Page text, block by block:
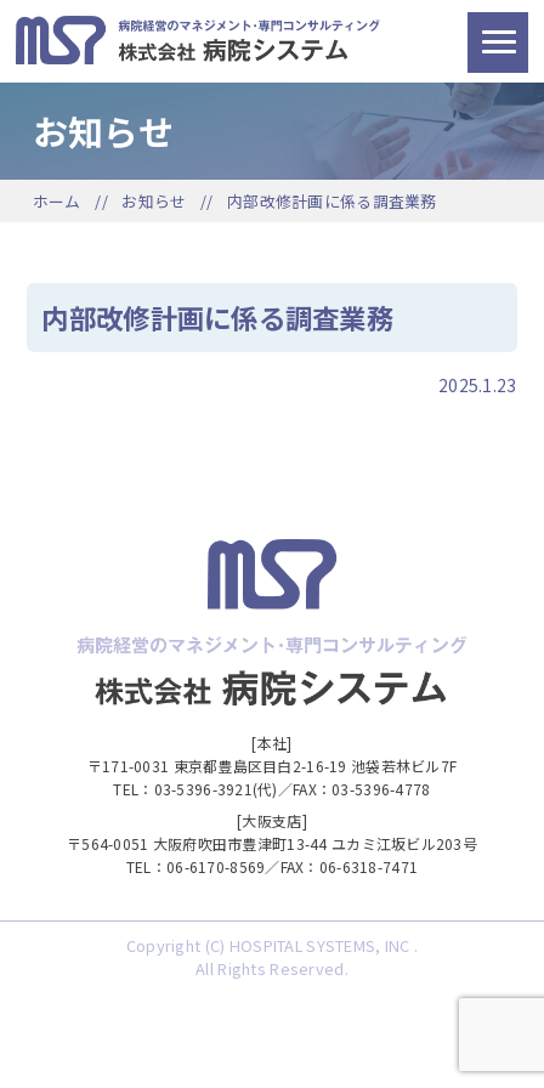
お知らせ
ホーム お知らせ 内部改修計画に係る調査業務
内部改修計画に係る調査業務
2025.1.23
[本社]
〒171-0031 東京都豊島区目白2-16-19 池袋若林ビル7F
TEL：03-5396-3921(代)／FAX：03-5396-4778
[大阪支店]
〒564-0051 大阪府吹田市豊津町13-44 ユカミ江坂ビル203号
TEL：06-6170-8569／FAX：06-6318-7471
Copyright (C) HOSPITAL SYSTEMS, INC .
All Rights Reserved.